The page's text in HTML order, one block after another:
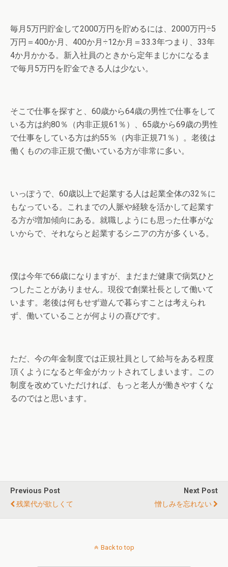
毎月5万円貯金して2000万円を貯めるには、2000万円÷5
万円＝400か月、400か月÷12か月＝33.3年つまり、33年
4か月かかる。新入社員のときから定年まじかになるま
で毎月5万円を貯金できる人は少ない。
そこで仕事を探すと、60歳から64歳の男性で仕事をして
いる方は約80％（内非正規61％）、65歳から69歳の男性
で仕事をしている方は約55％（内非正規71％）。老後は
働くものの非正規で働いている方が非常に多い。
いっぽうで、60歳以上で起業する人は起業全体の32％に
もなっている。これまでの人脈や経験を活かして起業す
る方が増加傾向にある。就職しようにも思った仕事がな
いからで、それならと起業するシニアの方が多くいる。
僕は今年で66歳になりますが、まだまだ健康で病気ひと
つしたことがありません。現役で創業社長として働いて
います。老後は何もせず遊んで暮らすことは考えられ
ず、働いていることが何よりの喜びです。
ただ、今の年金制度では正規社員として給与をある程度
頂くようになると年金がカットされてしまいます。この
制度を改めていただければ、もっと老人が働きやすくな
るのではと思います。
Previous Post
残業代が欲しくて
Next Post
憎しみを忘れない
Back to top